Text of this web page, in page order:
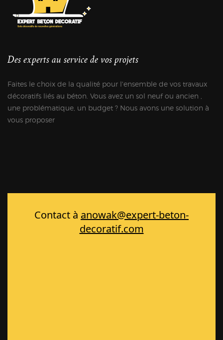
Des experts au service de vos projets
Faites le choix de la qualité pour l'ensemble de vos travaux
décoratifs liés au béton. Vous avez un sol neuf ou ancien ,
une problématique, un budget ? Nous avons une solution à
vous proposer